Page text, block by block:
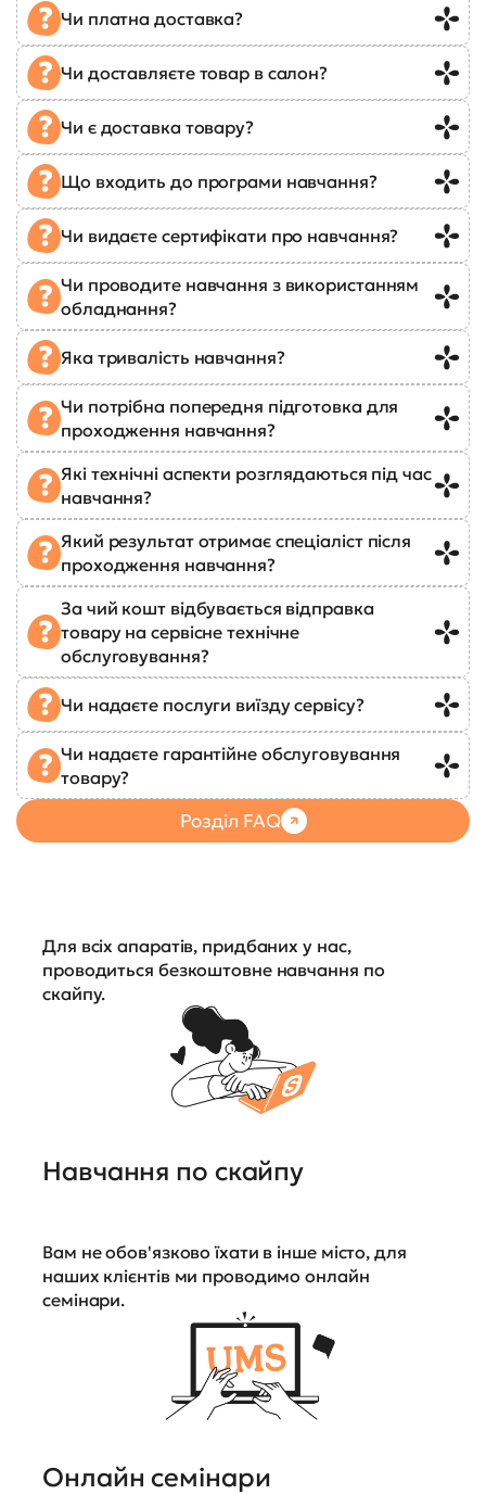
Чи платна доставка?
Чи доставляєте товар в салон?
Чи є доставка товару?
Що входить до програми навчання?
Чи видаєте сертифікати про навчання?
Чи проводите навчання з використанням
обладнання?
Яка тривалість навчання?
Чи потрібна попередня підготовка для
проходження навчання?
Які технічні аспекти розглядаються під час
навчання?
Який результат отримає спеціаліст після
проходження навчання?
За чий кошт відбувається відправка
товару на сервісне технічне
обслуговування?
Чи надаєте послуги виїзду сервісу?
Чи надаєте гарантійне обслуговування
товару?
Розділ FAQ
Для всіх апаратів, придбаних у нас,
проводиться безкоштовне навчання по
скайпу.
Навчання по скайпу
Вам не обов'язково їхати в інше місто, для
наших клієнтів ми проводимо онлайн
семінари.
Онлайн семінари